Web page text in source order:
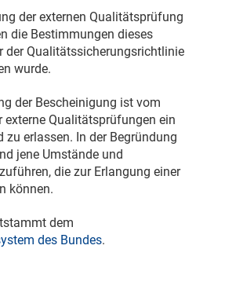
der externen Qualitätsprüfung
die Bestimmungen dieses
der Qualitätssicherungsrichtlinie
wurde.
der Bescheinigung ist vom
Qualitätsprüfungen ein
erlassen. In der Begründung
jene Umstände und
die zur Erlangung einer
können.
dem
des Bundes.